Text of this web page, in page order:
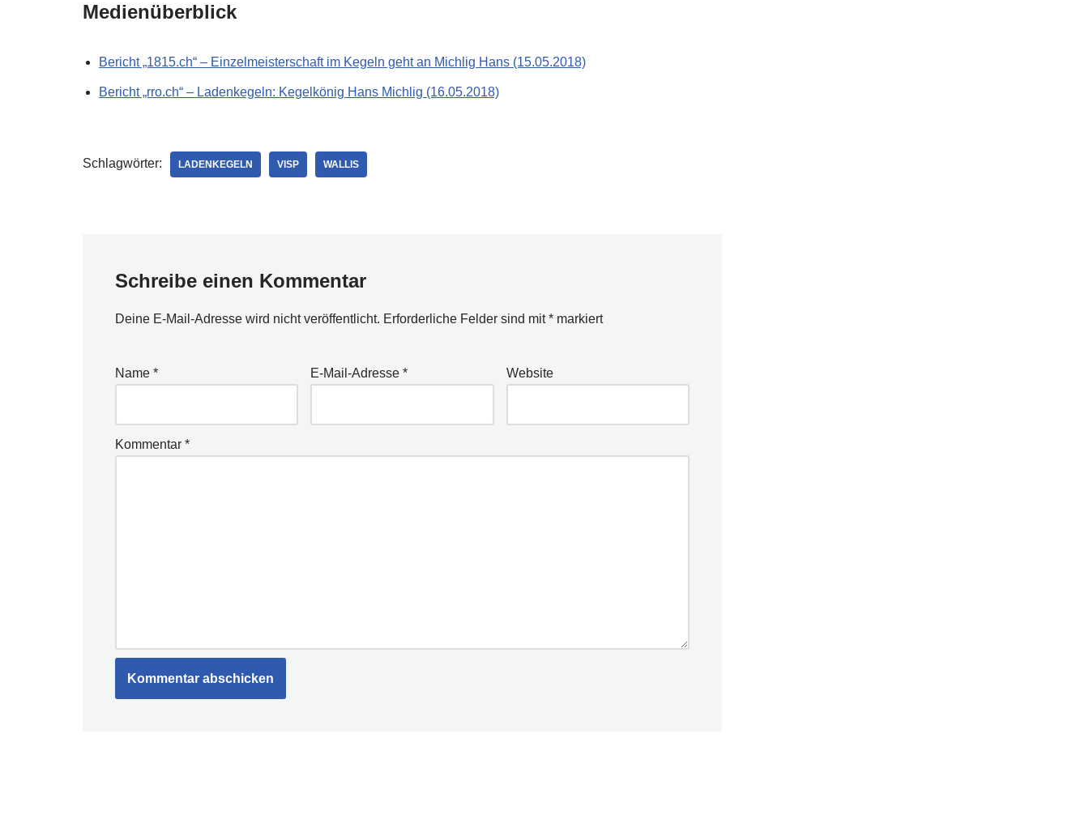
Medienüberblick
Bericht „1815.ch“ – Einzelmeisterschaft im Kegeln geht an Michlig Hans (15.05.2018)
Bericht „rro.ch“ – Ladenkegeln: Kegelkönig Hans Michlig (16.05.2018)
Schlagwörter: LADENKEGELN VISP WALLIS
Schreibe einen Kommentar
Deine E-Mail-Adresse wird nicht veröffentlicht. Erforderliche Felder sind mit* markiert
Name * E-Mail-Adresse* Website
Kommentar *